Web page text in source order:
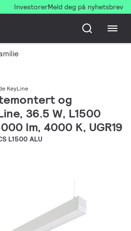
InvestorerMeld deg på nyhetsbrev
KeyLine
og
36.5 W, L1500
lm, 4000 K, UGR19
L1500 ALU